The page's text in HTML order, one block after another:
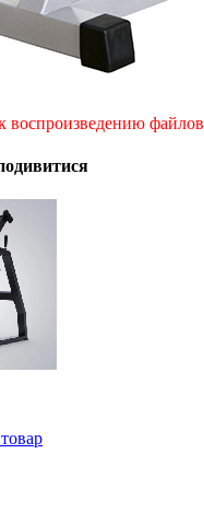
воспроизведению файлов